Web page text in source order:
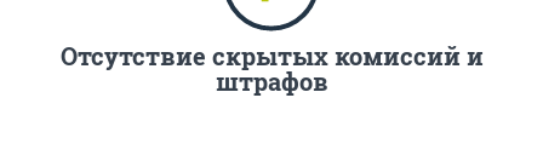
Отсутствие скрытых комиссий и
штрафов